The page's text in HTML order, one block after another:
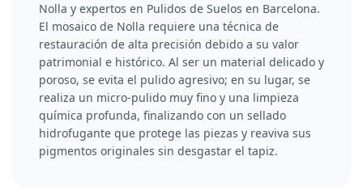
Nolla y expertos en Pulidos de Suelos en Barcelona.
El mosaico de Nolla requiere una técnica de
restauración de alta precisión debido a su valor
patrimonial e histórico. Al ser un material delicado y
poroso, se evita el pulido agresivo; en su lugar, se
realiza un micro-pulido muy fino y una limpieza
química profunda, finalizando con un sellado
hidrofugante que protege las piezas y reaviva sus
pigmentos originales sin desgastar el tapiz.